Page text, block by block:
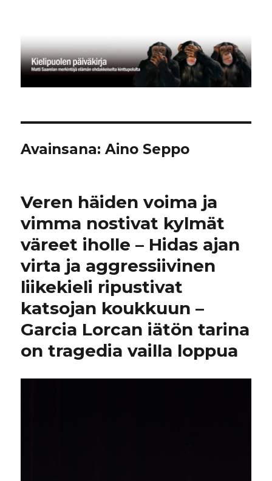
Avainsana:Aino Seppo
Veren häiden voima ja
vimma nostivat kylmät
väreet iholle – Hidas ajan
virta ja aggressiivinen
liikekieli ripustivat
katsojan koukkuun –
Garcia Lorcan iätön tarina
on tragedia vailla loppua